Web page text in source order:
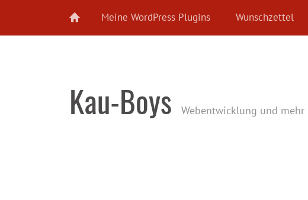
Meine WordPress Plugins Wunschzettel
Kau-Boys Webentwicklung und mehr